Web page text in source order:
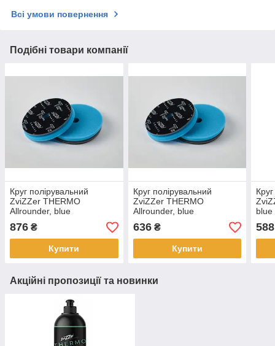
Всі умови повернення
Подібні товари компанії
Круг полірувальний
ZviZZer THERMO
Allrounder, blue
Ø160/20/150 mm, синій,
екстражорсткий
876 ₴
Купити
Круг полірувальний
ZviZZer THERMO
Allrounder, blue
Ø140/20/125 mm, синій,
екстражорсткий
636₴
Купити
588
Акційні пропозиції та новинки